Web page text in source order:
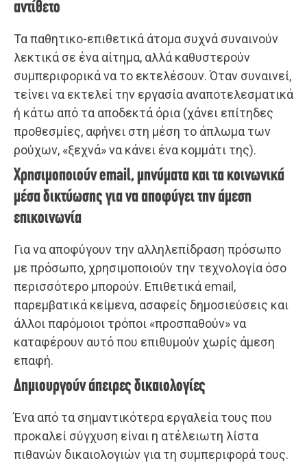
αντίθετο
Τα παθητικο-επιθετικά άτομα συχνά συναινούν
λεκτικά σε ένα αίτημα, αλλά καθυστερούν
συμπεριφορικά να το εκτελέσουν. Όταν συναινεί,
τείνει να εκτελεί την εργασία αναποτελεσματικά
ή κάτω από τα αποδεκτά όρια (χάνει επίτηδες
προθεσμίες, αφήνει στη μέση το άπλωμα των
ρούχων, «ξεχνά» να κάνει ένα κομμάτι της).
Χρησιμοποιούν email, μηνύματα και τα κοινωνικά
μέσα δικτύωσης για να αποφύγει την άμεση
επικοινωνία
Για να αποφύγουν την αλληλεπίδραση πρόσωπο
με πρόσωπο, χρησιμοποιούν την τεχνολογία όσο
περισσότερο μπορούν. Επιθετικά email,
παρεμβατικά κείμενα, ασαφείς δημοσιεύσεις και
άλλοι παρόμοιοι τρόποι «προσπαθούν» να
καταφέρουν αυτό που επιθυμούν χωρίς άμεση
επαφή.
Δημιουργούν άπειρες δικαιολογίες
Ένα από τα σημαντικότερα εργαλεία τους που
προκαλεί σύγχυση είναι η ατέλειωτη λίστα
πιθανών δικαιολογιών για τη συμπεριφορά τους.